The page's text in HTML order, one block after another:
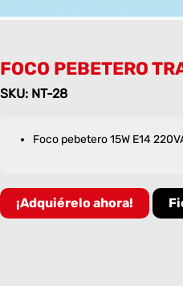
FOCO PEBETERO
SKU: NT-28
Foco pebetero 15W E14
¡Adquiérelo ahora!